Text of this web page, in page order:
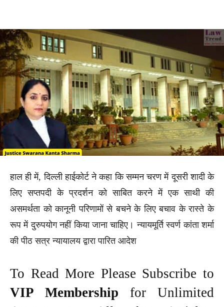
हाल ही में, दिल्ली हाईकोर्ट ने कहा कि सम्मन चरण में दूसरी शादी के
लिए सप्तपदी के प्रदर्शन को साबित करने में एक साथी की
असमर्थता को कानूनी परिणामों से बचने के लिए बचाव के रास्ते के
रूप में दुरुपयोग नहीं किया जाना चाहिए। न्यायमूर्ति स्वर्ण कांता शर्मा
की पीठ सत्र न्यायालय द्वारा पारित आदेश
To Read More Please Subscribe to
VIP Membership for Unlimited